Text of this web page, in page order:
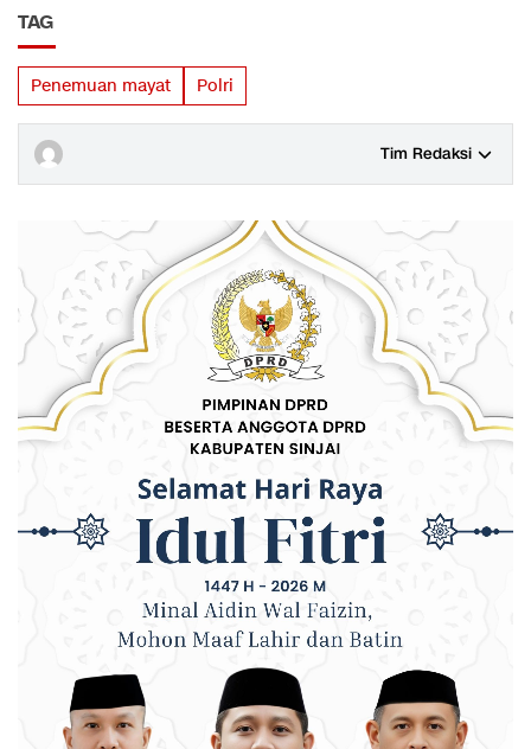
TAG
Penemuan mayat Polri
Tim Redaksi